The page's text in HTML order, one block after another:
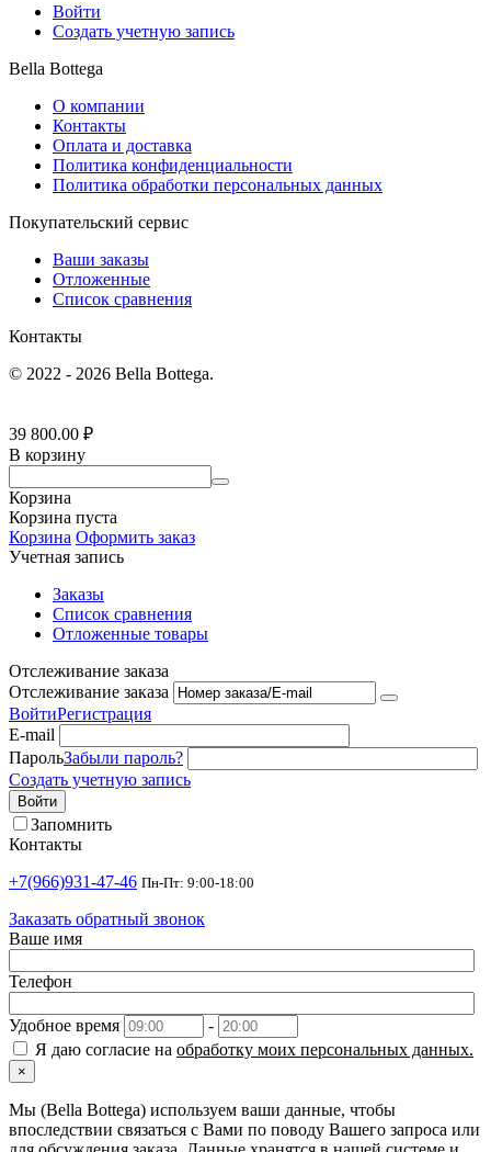
Войти
Создать учетную запись
Bella Bottega
О компании
Контакты
Оплата и доставка
Политика конфиденциальности
Политика обработки персональных данных
Покупательский сервис
Ваши заказы
Отложенные
Список сравнения
Контакты
© 2022 - 2026 Bella Bottega.
39 800.00 ₽
В корзину
Корзина
Корзина пуста
Корзина Оформить заказ
Учетная запись
Заказы
Список сравнения
Отложенные товары
Отслеживание заказа
Отслеживание заказа
ВойтиРегистрация
E-mail
ПарольЗабыли пароль?
Создать учетную запись
Войти
Запомнить
Контакты
+7(966)931-47-46 Пн-Пт: 9:00-18:00
Заказать обратный звонок
Ваше имя
Телефон
Удобное время
-
Я даю согласие на обработку моих персональных данных.
×
Мы (Bella Bottega) используем ваши данные, чтобы
впоследствии связаться с Вами по поводу Вашего запроса или